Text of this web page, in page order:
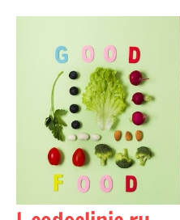
содержимому